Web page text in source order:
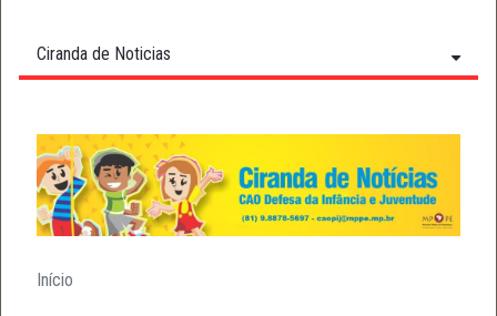
Ciranda de Noticias
Início